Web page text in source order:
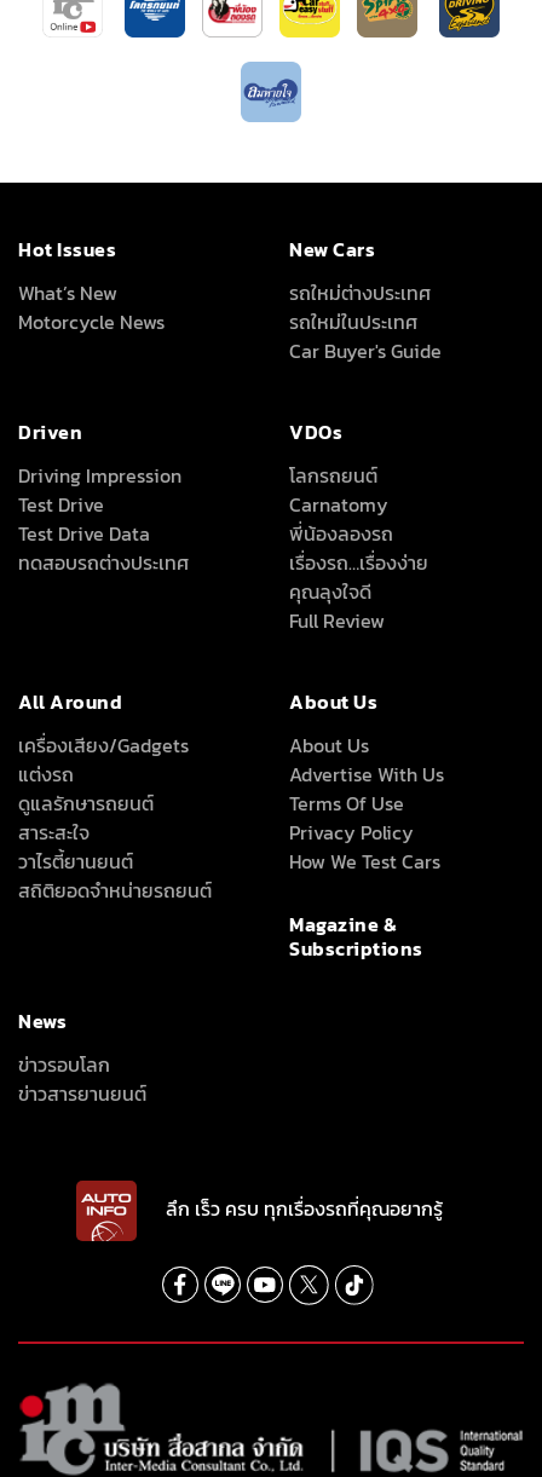
Hot Issues
What’s New
Motorcycle News
New Cars
รถใหม่ต่างประเทศ
รถใหม่ในประเทศ
Car Buyer's Guide
Driven
Driving Impression
Test Drive
Test Drive Data
ทดสอบรถต่างประเทศ
VDOs
โลกรถยนต์
Carnatomy
พี่น้องลองรถ
เรื่องรถ…เรื่องง่าย
คุณลุงใจดี
Full Review
All Around
เครื่องเสียง/Gadgets
แต่งรถ
ดูแลรักษารถยนต์
สาระสะใจ
วาไรตี้ยานยนต์
สถิติยอดจำหน่ายรถยนต์
About Us
About Us
Advertise With Us
Terms Of Use
Privacy Policy
How We Test Cars
Magazine &
Subscriptions
News
ข่าวรอบโลก
ข่าวสารยานยนต์
ลึก เร็ว ครบ ทุกเรื่องรถที่คุณอยากรู้